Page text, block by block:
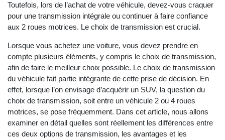
Toutefois, lors de l’achat de votre véhicule, devez-vous craquer
pour une transmission intégrale ou continuer à faire confiance
aux 2 roues motrices. Le choix de transmission est crucial.
Lorsque vous achetez une voiture, vous devez prendre en
compte plusieurs éléments, y compris le choix de transmission,
afin de faire le meilleur choix possible. Le choix de transmission
du véhicule fait partie intégrante de cette prise de décision. En
effet, lorsque l’on envisage d’acquérir un SUV, la question du
choix de transmission, soit entre un véhicule 2 ou 4 roues
motrices, se pose fréquemment. Dans cet article, nous allons
examiner en détail quelles sont réellement les différences entre
ces deux options de transmission, les avantages et les